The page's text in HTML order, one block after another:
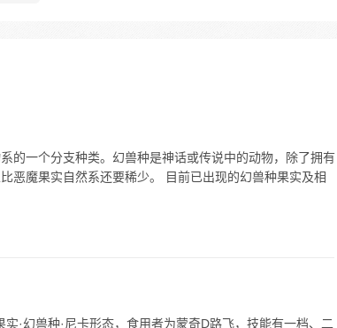
实
出
的一个分支种类。幻兽种是神话或传说中的动物，除了拥有
恶魔果实自然系还要稀少。 目前已出现的幻兽种果实及相
·幻兽种·尼卡形态，食用者为蒙奇D路飞，技能有一档、二